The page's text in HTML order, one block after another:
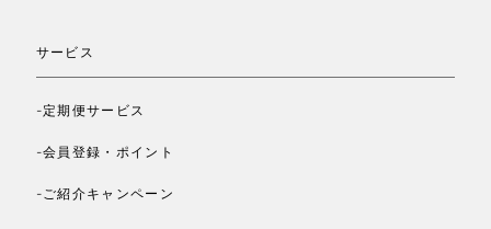
サービス
-定期便サービス
-会員登録・ポイント
-ご紹介キャンペーン